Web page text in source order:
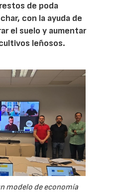
de poda
con la ayuda de
el suelo y aumentar
leñosos.
modelo de economía